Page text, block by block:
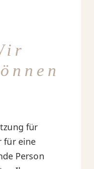
für
für eine
Person